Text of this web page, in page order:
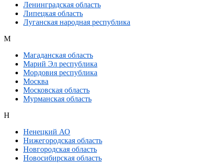
Ленинградская область
Липецкая область
Луганская народная республика
М
Магаданская область
Марий Эл республика
Мордовия республика
Москва
Московская область
Мурманская область
Н
Ненецкий АО
Нижегородская область
Новгородская область
Новосибирская область